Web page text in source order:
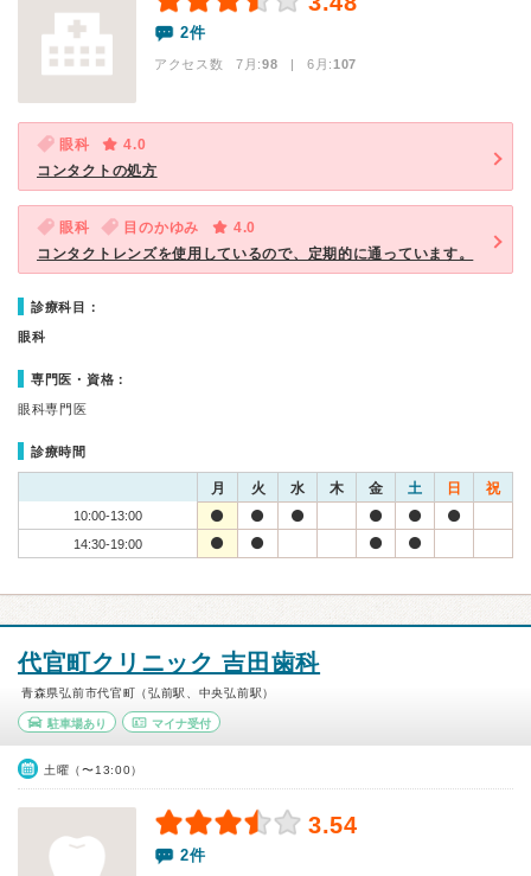
2件
アクセス数 7月:98 | 6月:107
眼科
4.0
コンタクトの処方
眼科 目のかゆみ
4.0
コンタクトレンズを使用しているので、定期的に通っています。
診療科目：
眼科
専門医・資格：
眼科専門医
診療時間
月 火 水 木 金 土 日 祝
10:00-13:00
14:30-19:00
代官町クリニック 吉田歯科
青森県弘前市代官町（弘前駅、中央弘前駅）
駐車場あり マイナ受付
土曜（〜13:00）
3.54
2件